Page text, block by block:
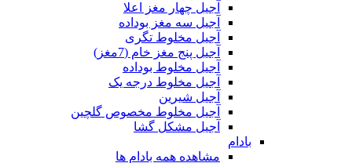
آجیل چهار مغز اعلا
آجیل سه مغز بوداده
آجیل مخلوط تگری
آجیل پنج مغز خام (7مغز)
آجیل مخلوط بوداده
آجیل مخلوط درجه یک
آجیل شیرین
آجیل مخلوط مخصوص گلچین
آجیل مشکل گشا
بادام
مشاهده همه بادام ها